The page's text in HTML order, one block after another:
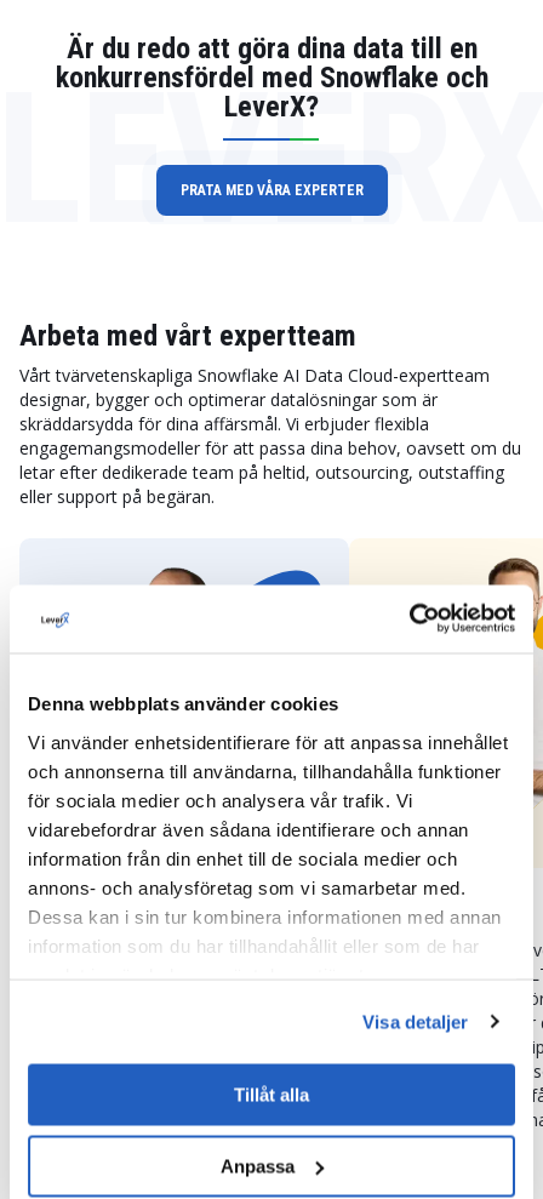
Denna webbplats använder cookies
Vi använder enhetsidentifierare för att anpassa innehållet
och annonserna till användarna, tillhandahålla funktioner
för sociala medier och analysera vår trafik. Vi
vidarebefordrar även sådana identifierare och annan
information från din enhet till de sociala medier och
annons- och analysföretag som vi samarbetar med.
Dessa kan i sin tur kombinera informationen med annan
information som du har tillhandahållit eller som de har
Visa detaljer
Tillåt alla
Anpassa
Är du redo att göra dina data till en
konkurrensfördel med Snowflake och
LeverX?
PRATA MED VÅRA EXPERTER
Arbeta med vårt expertteam
Vårt tvärvetenskapliga Snowflake AI Data Cloud-expertteam
designar, bygger och optimerar datalösningar som är
skräddarsydda för dina affärsmål. Vi erbjuder flexibla
engagemangsmodeller för att passa dina behov, oavsett om du
letar efter dedikerade team på heltid, outsourcing, outstaffing
eller support på begäran.
Dataarkitekter
Experter på att utforma skalbara,
arkitektoniska ritningar som följer
bästa praxis inom datanät, lakehouse
och frikopplade bearbetningsmönster.
Dataingenjörer
Specialister på att
automatisera ETL/
levererar färska,
realtid. De
med hjälp av
Tasks för att stödja
datainmatning,
ändringar och